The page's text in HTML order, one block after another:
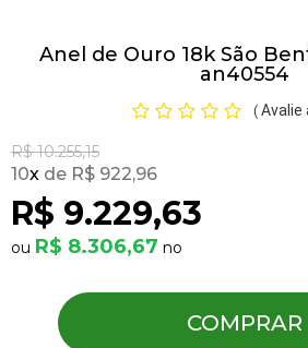
Anel de Ouro 18k São
an40554
( Avalie
R$ 10.255,15
R$ 9.229,63
10x R$ 922,96
R$ 8.306,67
COMPRAR
Pedras Preciosas
OFERTAS